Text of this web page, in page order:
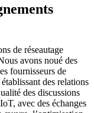
de réseautage
avons noué des
fournisseurs de
des relations
des discussions
avec des échanges